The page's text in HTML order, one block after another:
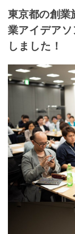
東京都の創
業アイデア
しました！